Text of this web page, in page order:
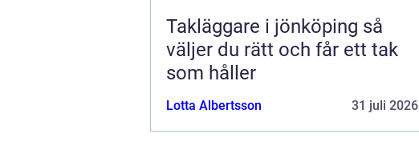
Takläggare i jönköping så
väljer du rätt och får ett tak
som håller
Lotta Albertsson 31 juli 2026